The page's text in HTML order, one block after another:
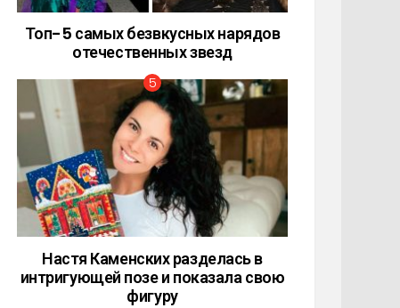
Топ-5 самых безвкусных нарядов
отечественных звезд
Настя Каменских разделась в
интригующей позе и показала свою
фигуру